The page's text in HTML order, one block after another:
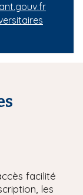
facilité
les